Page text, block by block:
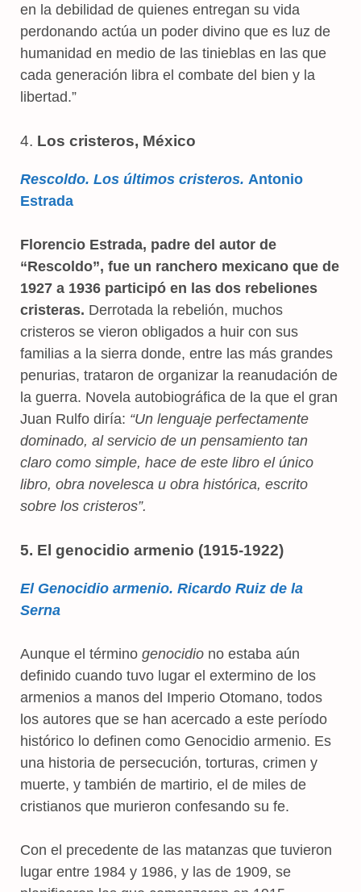
en la debilidad de quienes entregan su vida
perdonando actúa un poder divino que es luz de
humanidad en medio de las tinieblas en las que
cada generación libra el combate del bien y la
libertad.”
4. Los cristeros, México
Rescoldo. Los últimos cristeros. Antonio
Estrada
Florencio Estrada, padre del autor de
“Rescoldo”, fue un ranchero mexicano que de
1927 a 1936 participó en las dos rebeliones
cristeras. Derrotada la rebelión, muchos
cristeros se vieron obligados a huir con sus
familias a la sierra donde, entre las más grandes
penurias, trataron de organizar la reanudación de
la guerra. Novela autobiográfica de la que el gran
Juan Rulfo diría: “Un lenguaje perfectamente
dominado, al servicio de un pensamiento tan
claro como simple, hace de este libro el único
libro, obra novelesca u obra histórica, escrito
sobre los cristeros”.
5. El genocidio armenio (1915-1922)
El Genocidio armenio. Ricardo Ruiz de la
Serna
Aunque el término genocidio no estaba aún
definido cuando tuvo lugar el extermino de los
armenios a manos del Imperio Otomano, todos
los autores que se han acercado a este período
histórico lo definen como Genocidio armenio. Es
una historia de persecución, torturas, crimen y
muerte, y también de martirio, el de miles de
cristianos que murieron confesando su fe.
Con el precedente de las matanzas que tuvieron
lugar entre 1984 y 1986, y las de 1909, se